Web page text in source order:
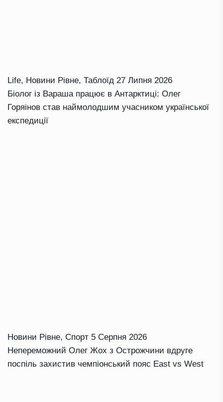
Life, Новини Рівне, Таблоїд 27 Липня 2026
Біолог із Вараша працює в Антарктиці: Олег
Горяінов став наймолодшим учасником української
експедиції
Новини Рівне, Спорт 5 Серпня 2026
Непереможний Олег Жох з Острожчини вдруге
поспіль захистив чемпіонський пояс East vs West